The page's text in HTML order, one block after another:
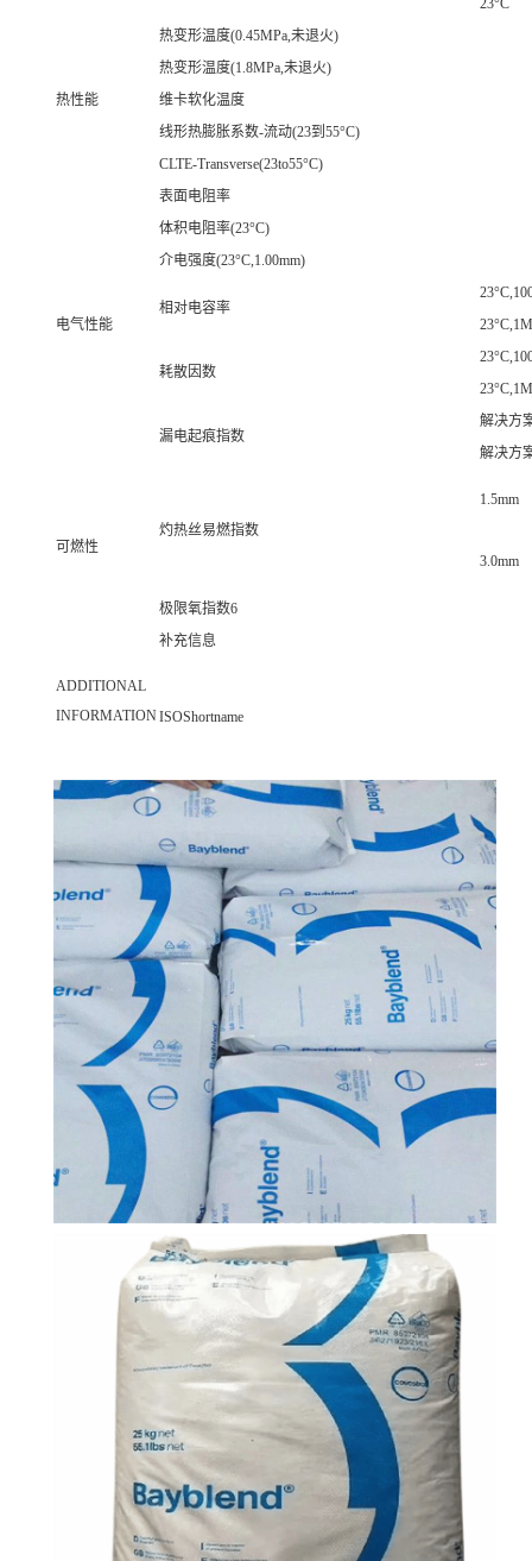
23°C
热性能
热变形温度(0.45MPa,未退火)
热变形温度(1.8MPa,未退火)
维卡软化温度
线形热膨胀系数-流动(23到55°C)
CLTE-Transverse(23to55°C)
电气性能
表面电阻率
体积电阻率(23°C)
介电强度(23°C,1.00mm)
相对电容率
耗散因数
漏电起痕指数
解决方
解决方
可燃性
灼热丝易燃指数
1.5mm
3.0mm
极限氧指数6
ADDITIONAL
INFORMATION
补充信息
ISOShortname